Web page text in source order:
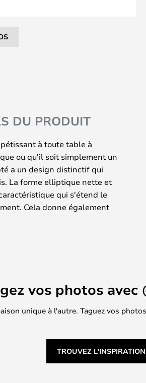
DU PRODUIT
à toute table à
ou qu'il soit simplement un
a un design distinctif qui
La forme elliptique nette et
qui s'étend le
Cela donne également
ce qui est compensé
à la nourriture, de sorte que
servir lors d'un dîner raffiné.
différentes, chacune
vos photos avec
unique à l'autre. Taguez vos
TROUVEZ